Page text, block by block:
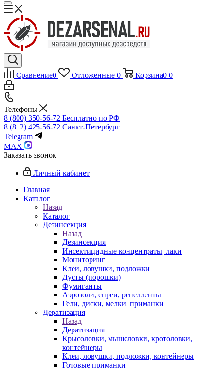
Сравнение0 Отложенные 0 Корзина0 0
Телефоны
8 (800) 350-56-72 Бесплатно по РФ
8 (812) 425-56-72 Санкт-Петербург
Telegram
MAX
Заказать звонок
Личный кабинет
Главная
Каталог
Назад
Каталог
Дезинсекция
Назад
Дезинсекция
Инсектицидные концентраты, лаки
Мониторинг
Клеи, ловушки, подложки
Дусты (порошки)
Фумиганты
Аэрозоли, спреи, репелленты
Гели, диски, мелки, приманки
Дератизация
Назад
Дератизация
Крысоловки, мышеловки, кротоловки,
контейнеры
Клеи, ловушки, подложки, контейнеры
Готовые приманки